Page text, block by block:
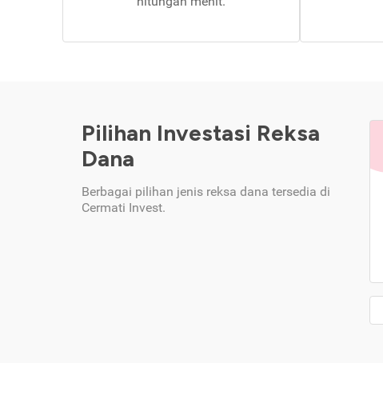
Pilihan Investasi Reksa
Dana
Berbagai pilihan jenis reksa dana tersedia di
Cermati Invest.